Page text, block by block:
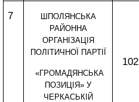
7
ШПОЛЯНСЬКА
РАЙОННА
ОРГАНІЗАЦІЯ
ПОЛІТИЧНОЇ ПАРТІЇ
«ГРОМАДЯНСЬКА
ПОЗИЦІЯ» У
ЧЕРКАСЬКІЙ
102